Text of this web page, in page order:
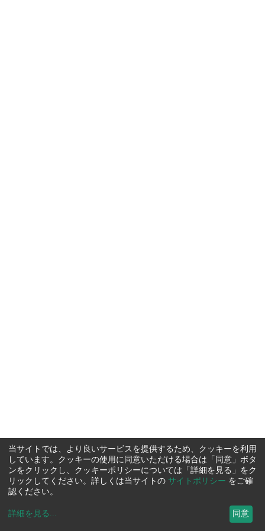
当サイトでは、より良いサービスを提供するため、クッキーを利用
しています。クッキーの使用に同意いただける場合は「同意」ボタ
ンをクリックし、クッキーポリシーについては「詳細を見る」をク
リックしてください。詳しくは当サイトの サイトポリシー をご確
認ください。
詳細を見る ... 同意